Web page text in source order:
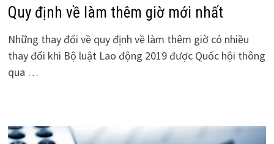
Quy định về làm thêm giờ mới nhất
Những thay đổi về quy định về làm thêm giờ có nhiều
thay đổi khi Bộ luật Lao động 2019 được Quốc hội thông
qua …